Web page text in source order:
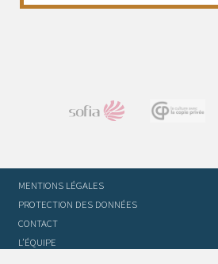
MENTIONS LÉGALES
PROTECTION DES DONNÉES
CONTACT
L’ÉQUIPE